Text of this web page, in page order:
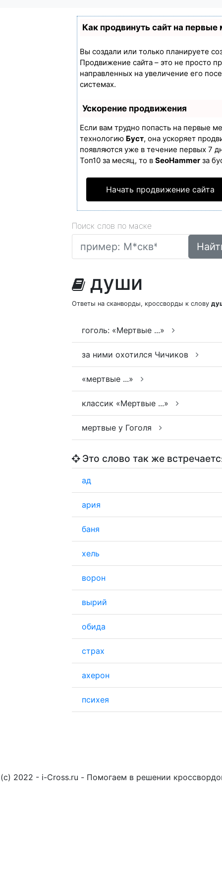
Как продвинуть сайт на первые
Вы создали или только планируете
Продвижение сайта – это не просто
направленных на увеличение его
системах.
Ускорение продвижения
Если вам трудно попасть на первые
технологию Буст, она ускоряет
появляются уже в течение первых 7
Топ10 за месяц, то в SeoHammer за
Начать продвижение сайта
Поиск слов по маске
души
Ответы на сканворды, кроссворды к слову
гоголь: «Мертвые ...»
за ними охотился Чичиков
«мертвые ...»
классик «Мертвые ...»
мертвые у Гоголя
Это слово так же
ад
ария
баня
хель
ворон
вырий
обида
страх
ахерон
психея
(c) 2022 - i-Cross.ru - Помогаем в решении